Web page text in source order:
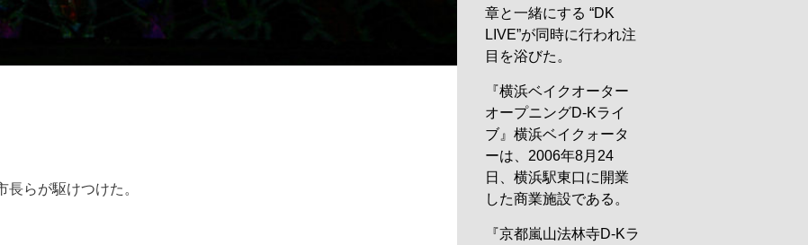
らが駆けつけた。
章と一緒にする “DK
LIVE”が同時に行われ注
目を浴びた。
『横浜ベイクオーター
オープニングD-Kライ
ブ』横浜ベイクォータ
ーは、2006年8月24
日、横浜駅東口に開業
した商業施設である。
『京都嵐山法林寺D-Kラ